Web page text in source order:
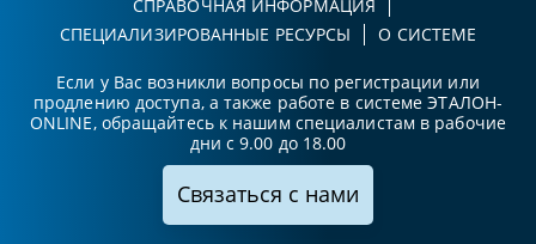
СПРАВОЧНАЯ ИНФОРМАЦИЯ
СПЕЦИАЛИЗИРОВАННЫЕ РЕСУРСЫ
О СИСТЕМЕ
Если у Вас возникли вопросы по регистрации или
продлению доступа, а также работе в системе ЭТАЛОН-
ONLINE, обращайтесь к нашим специалистам в рабочие
дни с 9.00 до 18.00
Связаться с нами